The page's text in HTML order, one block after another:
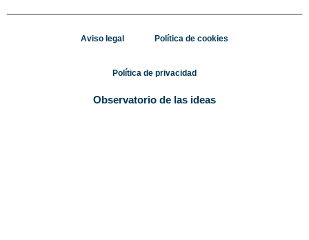
Aviso legal Política de cookies
Política de privacidad
Observatorio de las ideas